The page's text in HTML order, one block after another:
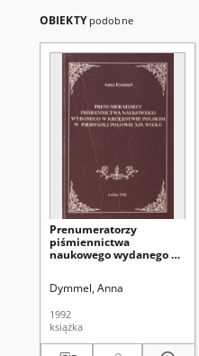
OBIEKTY podobne
Prenumeratorzy
piśmiennictwa
naukowego wydanego w
wieku
Dymmel, Anna
1992
książka